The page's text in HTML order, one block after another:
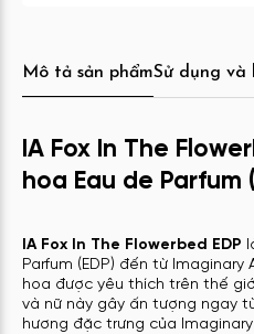
Mô tả sản phẩmSử dụng và
IA Fox In The
hoa Eau de Parfum
IA Fox In The Flowerbed EDP
Parfum (EDP) đến từ
hoa được yêu thích trên thế
và nữ này gây ấn tượng ngay
hương đặc trưng của